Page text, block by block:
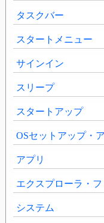
タスクバー
スタートメニュー
サインイン
スリープ
スタートアップ
OSセットアップ・
アプリ
エクスプローラ・
システム